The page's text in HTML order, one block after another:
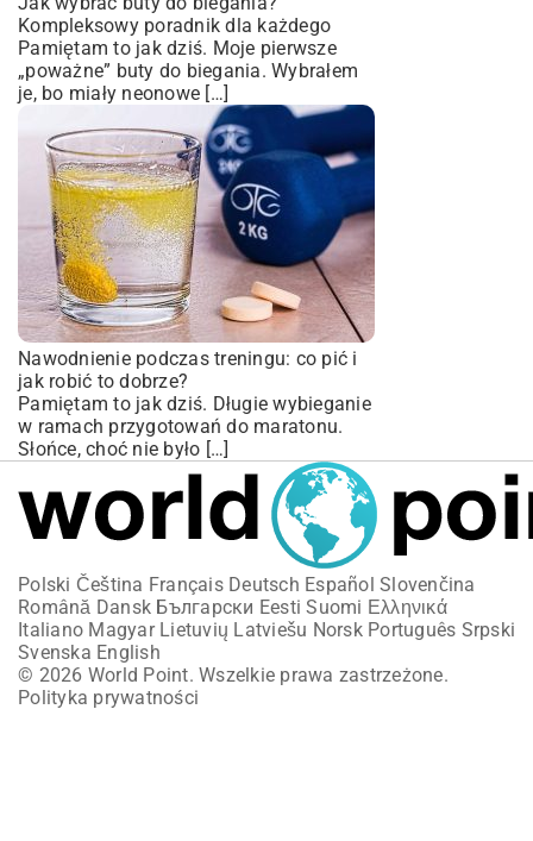
Kompleksowy poradnik dla każdego
Pamiętam to jak dziś. Moje pierwsze
„poważne” buty do biegania. Wybrałem
je, bo miały neonowe […]
Nawodnienie podczas treningu: co pić i
jak robić to dobrze?
Pamiętam to jak dziś. Długie wybieganie
w ramach przygotowań do maratonu.
Słońce, choć nie było […]
Polski Čeština Français Deutsch Español Slovenčina
Română Dansk Български Eesti Suomi Ελληνικά
Italiano Magyar Lietuvių Latviešu Norsk Português Srpski
Svenska English
© 2026 World Point. Wszelkie prawa zastrzeżone.
Polityka prywatności